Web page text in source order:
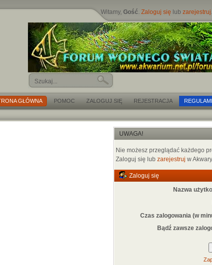
Witamy, Gość. Zaloguj się lub zarejestruj
GŁÓWNA POMOC ZALOGUJ SIĘ REJESTRACJA
UWAGA!
Nie możesz przeglądać każdego
Zaloguj się lub zarejestruj w
Zaloguj się
Nazwa
Czas zalogowania (w
Bądź zawsze